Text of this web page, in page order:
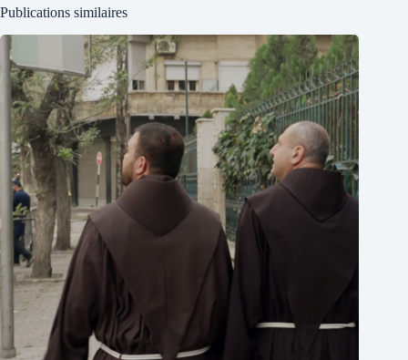
Publications similaires